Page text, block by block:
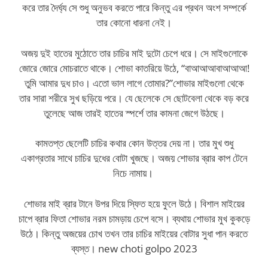
করে তার দৈর্ঘ্য সে শুধু অনুভব করতে পারে কিন্তু এর প্রথন অংশ সম্পর্কে
তার কোনো ধারনা নেই।
অজয় দুই হাতের মুঠোতে তার চাচির মাই দুটো চেপে ধরে। সে মাইগুলোকে
জোরে জোরে মোচরাতে থাকে। শোভা কাতরিয়ে উঠে, “বাআআআবাআআআ!
তুমি আমার দুধ চাও। এতো ভাল লাগে তোমার?”শোভার মাইগুলো থেকে
তার সারা শরীরে সুখ ছড়িয়ে পরে। যে ছেলেকে সে ছোটবেলা থেকে বড় করে
তুলেছে আজ তারই হাতের স্পর্শে তার কামনা জেগে উঠছে।
কামতপ্ত ছেলেটি চাচির কথার কোন উত্তর দেয় না। তার মুখ শুধু
একাগ্রতার সাথে চাচির দুধের বোটা খুজছে। অজয় শোভার ব্রার কাপ টেনে
নিচে নামায়।
শোভার মাই ব্রার টানে উপর দিয়ে স্ফিত হয়ে ফুলে উঠে। বিশাল মাইয়ের
চাপে ব্রার ফিতা শোভার নরম চামড়ায় চেপে বসে। ব্যথায় শোভার মুখ কুকড়ে
উঠে। কিন্তু অজয়ের চোখ তখন তার চাচির মাইয়ের বোটার সুধা পান করতে
ব্যস্ত। new choti golpo 2023